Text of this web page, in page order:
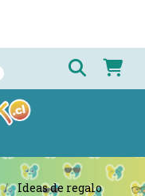
Ideas de regalo